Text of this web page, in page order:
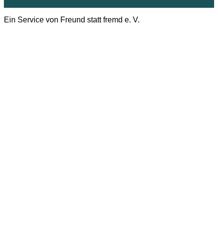
Ein Service von Freund statt fremd e. V.